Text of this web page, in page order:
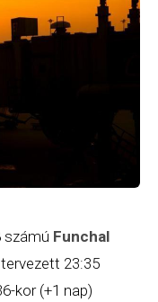
számú Funchal
23:35
kor (+1 nap)